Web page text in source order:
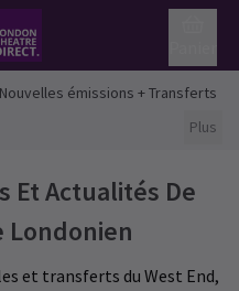
Nouvelles émissions + Transferts
Plus
Et Actualités De
Londonien
et transferts du West End,